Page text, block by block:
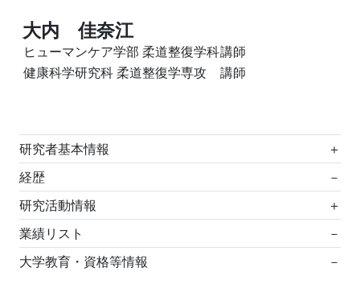
大内 佳奈江
ヒューマンケア学部 柔道整復学科講師
健康科学研究科 柔道整復学専攻
講師
研究者基本情報
＋
経歴
－
研究活動情報
＋
業績リスト
－
大学教育・資格等情報
－